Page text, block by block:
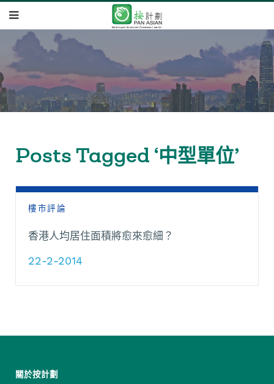
Posts Tagged ‘中型單位’
樓市評論
香港人均居住面積將愈來愈細？
22-2-2014
關於按計劃